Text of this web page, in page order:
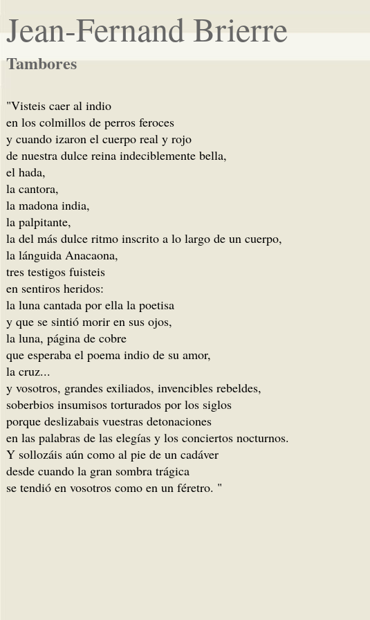
Jean-Fernand Brierre
Tambores
"Visteis caer al indio
en los colmillos de perros feroces
y cuando izaron el cuerpo real y rojo
de nuestra dulce reina indeciblemente bella,
el hada,
la cantora,
la madona india,
la palpitante,
la del más dulce ritmo inscrito a lo largo de un cuerpo,
la lánguida Anacaona,
tres testigos fuisteis
en sentiros heridos:
la luna cantada por ella la poetisa
y que se sintió morir en sus ojos,
la luna, página de cobre
que esperaba el poema indio de su amor,
la cruz...
y vosotros, grandes exiliados, invencibles rebeldes,
soberbios insumisos torturados por los siglos
porque deslizabais vuestras detonaciones
en las palabras de las elegías y los conciertos nocturnos.
Y sollozáis aún como al pie de un cadáver
desde cuando la gran sombra trágica
se tendió en vosotros como en un féretro. "